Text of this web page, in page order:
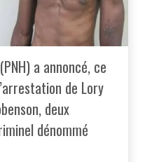
a annoncé, ce
de Lory
deux
dénommé